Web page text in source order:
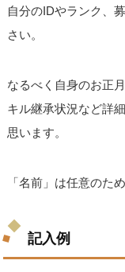
自分のIDやランク、
さい。
なるべく自身のお正
キル継承状況など詳
思います。
「名前」は任意のた
記入例